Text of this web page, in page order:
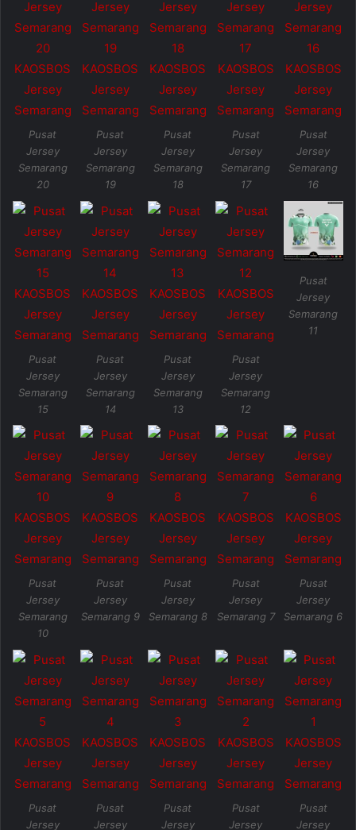
Pusat
Jersey
Semarang
20
Pusat
Jersey
Semarang
19
Pusat
Jersey
Semarang
18
Pusat
Jersey
Semarang
17
Pusat
Jersey
Semarang
16
Pusat
Jersey
Semarang
15
Pusat
Jersey
Semarang
14
Pusat
Jersey
Semarang
13
Pusat
Jersey
Semarang
12
Pusat
Jersey
Semarang
11
Pusat
Jersey
Semarang
10
Pusat
Jersey
Semarang 9
Pusat
Jersey
Semarang 8
Pusat
Jersey
Semarang 7
Pusat
Jersey
Semarang 6
Pusat
Jersey
Pusat
Jersey
Pusat
Jersey
Pusat
Jersey
Pusat
Jersey